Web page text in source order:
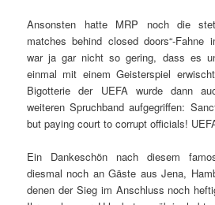
Ansonsten hatte MRP noch die
matches behind closed doors“-Fahne
war ja gar nicht so gering, dass es
einmal mit einem Geisterspiel
Bigotterie der UEFA wurde dann
weiteren Spruchband aufgegriffen:
but paying court to corrupt officials!
Ein Dankeschön nach diesem
diesmal noch an Gäste aus Jena,
denen der Sieg im Anschluss noch